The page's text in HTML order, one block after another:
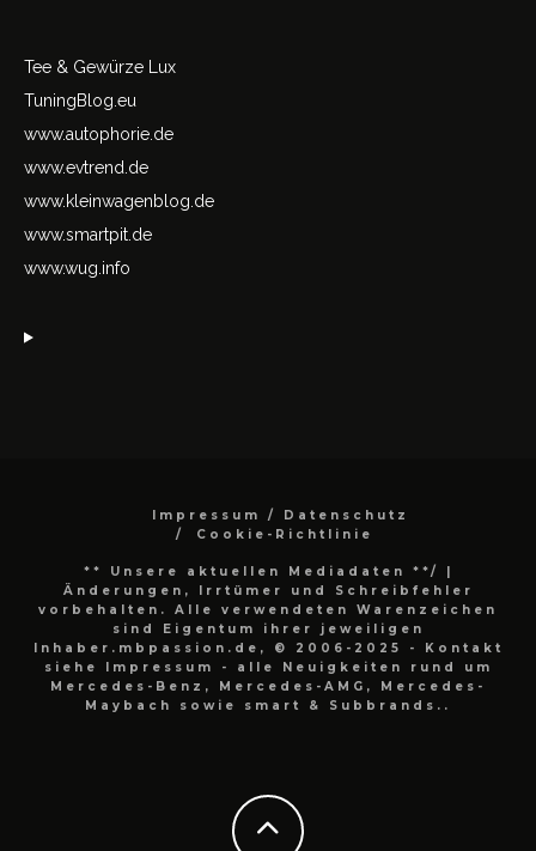
Tee & Gewürze Lux
TuningBlog.eu
www.autophorie.de
www.evtrend.de
www.kleinwagenblog.de
www.smartpit.de
www.wug.info
Impressum / Datenschutz
Cookie-Richtlinie
** Unsere aktuellen Mediadaten **/
|
Änderungen, Irrtümer und Schreibfehler
vorbehalten. Alle verwendeten Warenzeichen
sind Eigentum ihrer jeweiligen
Inhaber.mbpassion.de, © 2006-2025 - Kontakt
siehe Impressum - alle Neuigkeiten rund um
Mercedes-Benz, Mercedes-AMG, Mercedes-
Maybach sowie smart & Subbrands..